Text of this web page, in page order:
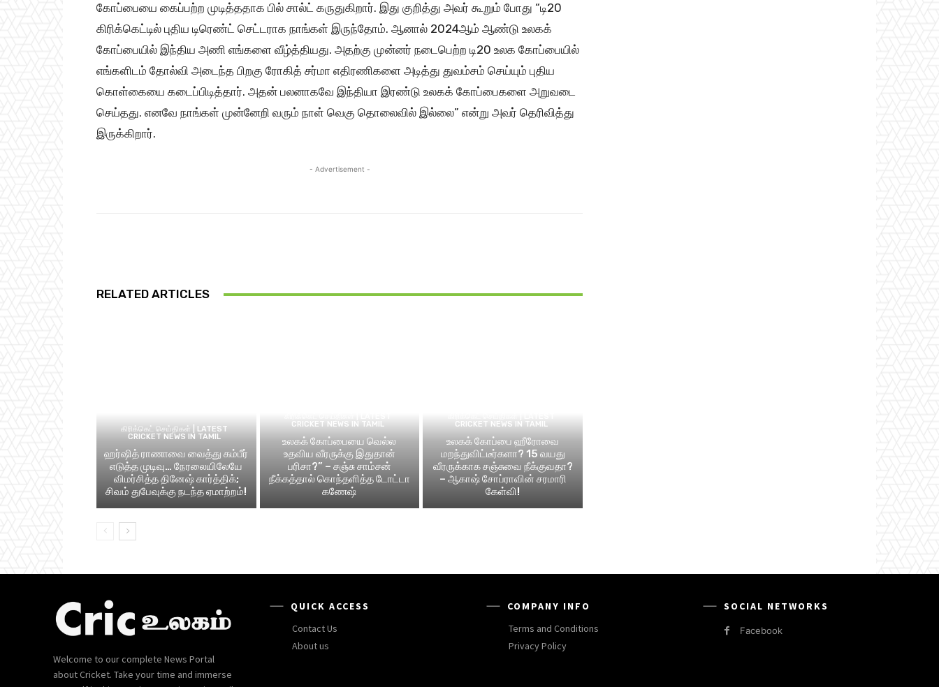
கோப்பையை கைப்பற்ற முடித்ததாக பில் சால்ட் கருதுகிறார். இது குறித்து அவர் கூறும் போது “டி20
கிரிக்கெட்டில் புதிய டிரெண்ட் செட்டராக நாங்கள் இருந்தோம். ஆனால் 2024ஆம் ஆண்டு உலகக்
கோப்பையில் இந்திய அணி எங்களை வீழ்த்தியது. அதற்கு முன்னர் நடைபெற்ற டி20 உலக கோப்பையில்
எங்களிடம் தோல்வி அடைந்த பிறகு ரோகித் சர்மா எதிரணிகளை அடித்து துவம்சம் செய்யும் புதிய
கொள்கையை கடைப்பிடித்தார். அதன் பலனாகவே இந்தியா இரண்டு உலகக் கோப்பைகளை அறுவடை
செய்தது. எனவே நாங்கள் முன்னேறி வரும் நாள் வெகு தொலைவில் இல்லை” என்று அவர் தெரிவித்து
இருக்கிறார்.
- Advertisement -
RELATED ARTICLES
கிரிக்கெட் செய்திகள் | LATEST
CRICKET NEWS IN TAMIL
ஹர்ஷித் ராணாவை வைத்து கம்பீர்
எடுத்த முடிவு… நேரலையிலேயே
விமர்சித்த தினேஷ் கார்த்திக்;
சிவம் துபேவுக்கு நடந்த ஏமாற்றம்!
CRICKET NEWS IN TAMIL
உலகக் கோப்பையை வெல்ல
உதவிய வீரருக்கு இதுதான்
பரிசா?” – சஞ்சு சாம்சன்
நீக்கத்தால் கொந்தளித்த டோட்டா
கணேஷ்
CRICKET NEWS IN TAMIL
உலகக் கோப்பை ஹீரோவை
மறந்துவிட்டீர்களா? 15 வயது
வீரருக்காக சஞ்சுவை நீக்குவதா?
– ஆகாஷ் சோப்ராவின் சரமாரி
கேள்வி!
Welcome to our complete News Portal
about Cricket. Take your time and immerse
QUICK ACCESS
Contact Us
About us
COMPANY INFO
Terms and Conditions
Privacy Policy
SOCIAL NETWORKS
Facebook